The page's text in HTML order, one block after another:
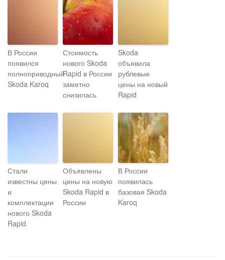
В России
появился
полноприводный
Skoda Karoq
Стоимость
нового Skoda
Rapid в России
заметно
снизилась
Skoda
объявила
рублевые
цены на новый
Rapid
Стали
известны цены
и
комплектации
нового Skoda
Rapid
Объявлены
цены на новую
Skoda Rapid в
России
В России
появилась
базовая Skoda
Karoq